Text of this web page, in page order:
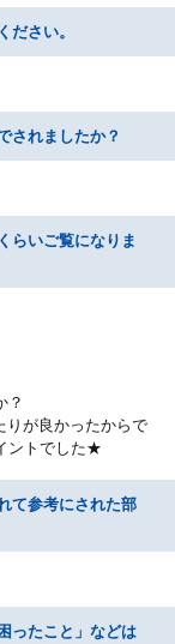
ださい。
されましたか？
らいご覧になりま
？
が良かったからで
ントでした★
て参考にされた部
ったこと」などは